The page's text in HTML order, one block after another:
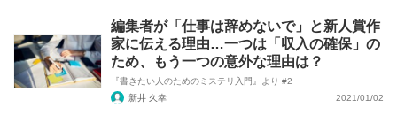
編集者が「仕事は辞めないで」と新人賞作
家に伝える理由…一つは「収入の確保」の
ため、もう一つの意外な理由は？
『書きたい人のためのミステリ入門』より #2
新井 久幸
2021/01/02